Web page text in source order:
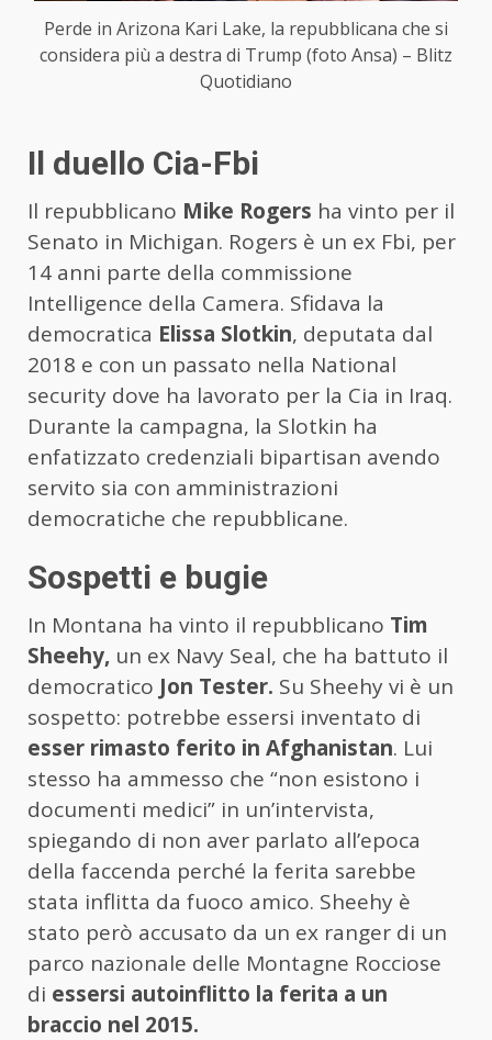
Perde in Arizona Kari Lake, la repubblicana che si
considera più a destra di Trump (foto Ansa) – Blitz
Quotidiano
Il duello Cia-Fbi
Il repubblicano Mike Rogers ha vinto per il
Senato in Michigan. Rogers è un ex Fbi, per
14 anni parte della commissione
Intelligence della Camera. Sfidava la
democratica Elissa Slotkin, deputata dal
2018 e con un passato nella National
security dove ha lavorato per la Cia in Iraq.
Durante la campagna, la Slotkin ha
enfatizzato credenziali bipartisan avendo
servito sia con amministrazioni
democratiche che repubblicane.
Sospetti e bugie
In Montana ha vinto il repubblicano Tim
Sheehy, un ex Navy Seal, che ha battuto il
democratico Jon Tester. Su Sheehy vi è un
sospetto: potrebbe essersi inventato di
esser rimasto ferito in Afghanistan. Lui
stesso ha ammesso che “non esistono i
documenti medici” in un’intervista,
spiegando di non aver parlato all’epoca
della faccenda perché la ferita sarebbe
stata inflitta da fuoco amico. Sheehy è
stato però accusato da un ex ranger di un
parco nazionale delle Montagne Rocciose
di essersi autoinflitto la ferita a un
braccio nel 2015.